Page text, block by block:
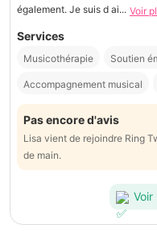
également. Je suis d ai... Voir
Services
Musicothérapie Soutien
Accompagnement musical
Pas encore d'avis
Lisa vient de rejoindre Ring
de main.
Voir